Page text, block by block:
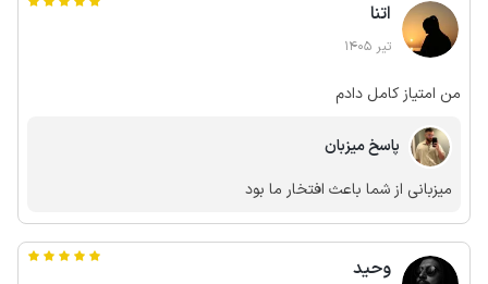
اتنا
تیر 1405
من امتیاز کامل دادم
پاسخ میزبان
میزبانی از شما باعث افتخار ما بود
وحید